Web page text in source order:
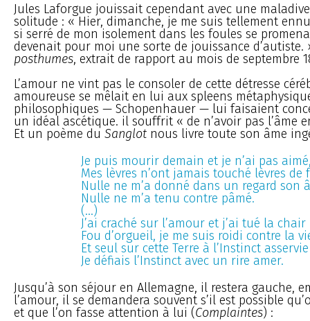
Jules Laforgue jouissait cependant avec une
solitude : « Hier, dimanche, je me suis tellement
si serré de mon isolement dans les foules se
devenait pour moi une sorte de jouissance d’autiste.
posthumes, extrait de rapport au mois de septembre
L’amour ne vint pas le consoler de cette détresse
amoureuse se mêlait en lui aux spleens
philosophiques — Schopenhauer — lui faisaient
un idéal ascétique. il souffrit « de n’avoir pas l’âme
Et un poème du Sanglot nous livre toute son âme
Je puis mourir demain et je n’ai pas
Mes lèvres n’ont jamais touché lèvres de
Nulle ne m’a donné dans un regard son
Nulle ne m’a tenu contre pâmé.
(...)
J’ai craché sur l’amour et j’ai tué la chair
Fou d’orgueil, je me suis roidi contre la
Et seul sur cette Terre à l’Instinct asservie
Je défiais l’Instinct avec un rire amer.
Jusqu’à son séjour en Allemagne, il restera gauche,
l’amour, il se demandera souvent s’il est possible
et que l’on fasse attention à lui (Complaintes) :